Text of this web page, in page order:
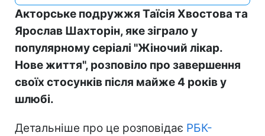
Акторське подружжя Таїсія Хвостова та
Ярослав Шахторін, яке зіграло у
популярному серіалі "Жіночий лікар.
Нове життя", розповіло про завершення
своїх стосунків після майже 4 років у
шлюбі.
Детальніше про це розповідає РБК-